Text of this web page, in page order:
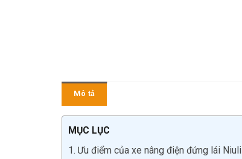
Mô tả
MỤC LỤC
Ưu điểm của xe nâng điện đứng lái Niuli